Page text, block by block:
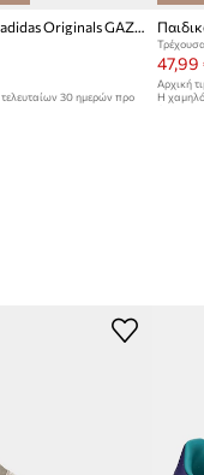
Παιδικά sneakers adidas Originals GAZELLE INDOOR
30 ημερών προ
47,99
Αρχική
Η